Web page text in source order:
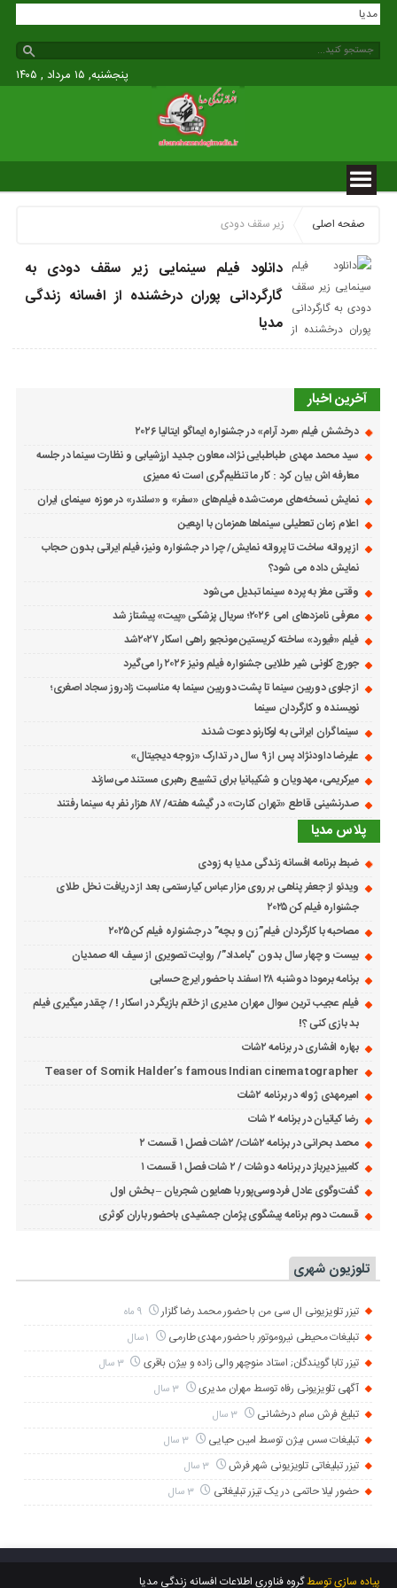
مدیا
پنجشنبه, ۱۵ مرداد , ۱۴۰۵
صفحه اصلی زیر سقف دودی
دانلود فیلم سینمایی زیر سقف دودی به
گارگردانی پوران درخشنده از افسانه زندگی
مدیا
آخرین اخبار
درخشش فیلم «مرد آرام» در جشنواره ایماگو ایتالیا ۲۰۲۶
سید محمد مهدی طباطبایی نژاد، معاون جدید ارزشیابی و نظارت سینما در جلسه
معارفه اش بیان کرد : کار ما تنظیم‌گری است نه ممیزی
نمایش نسخه‌های مرمت‌شده فیلم‌های «سفر» و «سلندر» در موزه سینمای ایران
اعلام زمان تعطیلی سینماها همزمان با اربعین
از پروانه ساخت تا پروانه نمایش/ چرا در جشنواره ونیز، فیلم ایرانی بدون حجاب
نمایش داده می شود؟
وقتی مغز به پرده سینما تبدیل می‌شود
معرفی نامزدهای امی ۲۰۲۶؛ سریال پزشکی «پیت» پیشتاز شد
فیلم «فیورد» ساخته کریستین مونجیو راهی اسکار ۲۰۲۷شد
جورج کلونی شیر طلایی جشنواره فیلم ونیز ۲۰۲۶ را می‌گیرد
از جلوی دوربین سینما تا پشت دوربین سینما به مناسبت زادروز سجاد اصغری؛
نویسنده و کارگردان سینما
سینماگران ایرانی به لوکارنو دعوت شدند
علیرضا داودنژاد پس از ۹ سال در تدارک «زوجه دیجیتال»
میرکریمی، مهدویان و شکیبانیا برای تشییع رهبری مستند می‌سازند
صدرنشینی قاطع «تهران کنارت» در گیشه هفته/ ۸۷ هزار نفر به سینما رفتند
پلاس مدیا
ضبط برنامه افسانه زندگی مدیا به زودی
ویدئو از جعفر پناهی بر روی مزار عباس کیارستمی بعد از دریافت نخل طلای
جشنواره فیلم کن ۲۰۲۵
مصاحبه با کارگردان فیلم”زن و بچه” در جشنواره فیلم کن ۲۰۲۵
بیست و چهار سال بدون “بامداد”/ روایت تصویری از سیف اله صمدیان
برنامه برمودا دوشنبه ۲۸ اسفند با حضور ایرج حسابی
فیلم عجیب ترین سوال مهران مدیری از خانم بازیگر در اسکار ! / چقدر میگیری فیلم
بد بازی کنی ؟!
بهاره افشاری در برنامه ۲شات
Teaser of Somik Halder’s famous Indian cinematographer
امیرمهدی ژوله در برنامه ۲شات
رضا کیانیان در برنامه ۲ شات
محمد بحرانی در برنامه ۲شات/ ۲شات فصل ۱ قسمت ۲
کامبیز دیرباز در برنامه دوشات / ۲ شات فصل ۱ قسمت ۱
گفت‌وگوی عادل فردوسی‌پور با همایون شجریان – بخش اول
قسمت دوم برنامه پیشگوی پژمان جمشیدی باحضور باران کوثری
تلوزیون شهری
تیزر تلویزیونی ال سی من با حضور محمد رضا گلزار 9 ماه
تبلیغات محیطی نیروموتور با حضور مهدی طارمی
تیزر تابا گویندگان; استاد منوچهر والی زاده و بیژن باقری 3 سال
آگهی تلویزیونی رفاه توسط مهران مدیری 3 سال
تبلیغ فرش سام درخشانی 3 سال
تبلیغات سس بیژن توسط امین حیایی 3 سال
تیزر تبلیغاتی تلویزیونی شهر فرش 3 سال
حضور لیلا حاتمی در یک تیزر تبلیغاتی 3 سال
پیاده سازی توسطگروه فناوری اطلاعات افسانه زندگی مدیا